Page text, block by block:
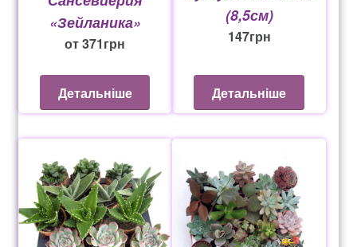
«Зейланика»
от371грн
Детальніше
(8,5см)
147грн
Детальніше